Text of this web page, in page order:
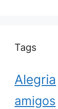
Tags
Alegria
amigos